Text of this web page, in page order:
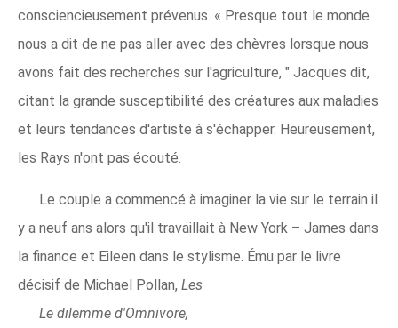
consciencieusement prévenus. « Presque tout le monde
nous a dit de ne pas aller avec des chèvres lorsque nous
avons fait des recherches sur l'agriculture, " Jacques dit,
citant la grande susceptibilité des créatures aux maladies
et leurs tendances d'artiste à s'échapper. Heureusement,
les Rays n'ont pas écouté.
Le couple a commencé à imaginer la vie sur le terrain il
y a neuf ans alors qu'il travaillait à New York – James dans
la finance et Eileen dans le stylisme. Ému par le livre
décisif de Michael Pollan, Les
Le dilemme d'Omnivore,